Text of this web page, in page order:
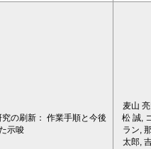
の刷新： 作業手順と今後
示唆
麦山
松 誠,
ラン,
太郎,